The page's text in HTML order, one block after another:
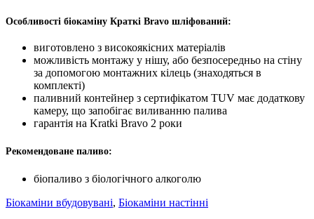
Особливості біокаміну Краткі Bravo шліфований:
виготовлено з високоякісних матеріалів
можливість монтажу у нішу, або безпосередньо на стіну
за допомогою монтажних кілець (знаходяться в
комплекті)
паливний контейнер з сертифікатом TUV має додаткову
камеру, що запобігає виливанню палива
гарантія на Kratki Bravo 2 роки
Рекомендоване паливо:
біопаливо з біологічного алкоголю
Біокаміни вбудовувані, Біокаміни настінні